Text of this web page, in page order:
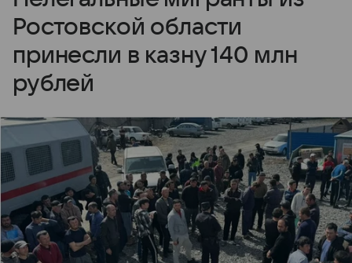
Ростовской области
принесли в казну 140 млн
рублей